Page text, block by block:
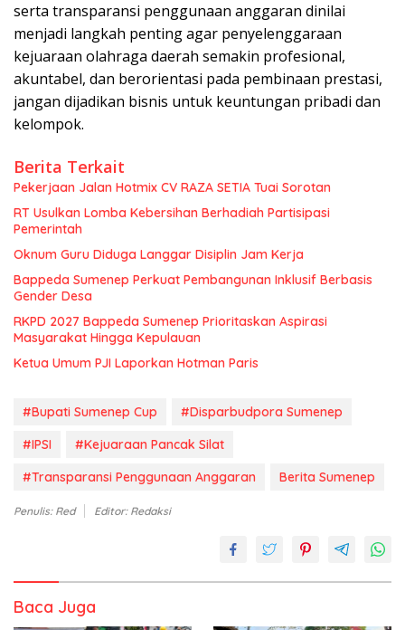
serta transparansi penggunaan anggaran dinilai
menjadi langkah penting agar penyelenggaraan
kejuaraan olahraga daerah semakin profesional,
akuntabel, dan berorientasi pada pembinaan prestasi,
jangan dijadikan bisnis untuk keuntungan pribadi dan
kelompok.
Berita Terkait
Pekerjaan Jalan Hotmix CV RAZA SETIA Tuai Sorotan
RT Usulkan Lomba Kebersihan Berhadiah Partisipasi
Pemerintah
Oknum Guru Diduga Langgar Disiplin Jam Kerja
Bappeda Sumenep Perkuat Pembangunan Inklusif Berbasis
Gender Desa
RKPD 2027 Bappeda Sumenep Prioritaskan Aspirasi
Masyarakat Hingga Kepulauan
Ketua Umum PJI Laporkan Hotman Paris
#Bupati Sumenep Cup
#Disparbudpora Sumenep
#IPSI
#Kejuaraan Pancak Silat
#Transparansi Penggunaan Anggaran
Berita Sumenep
Penulis: Red Editor: Redaksi
Baca Juga